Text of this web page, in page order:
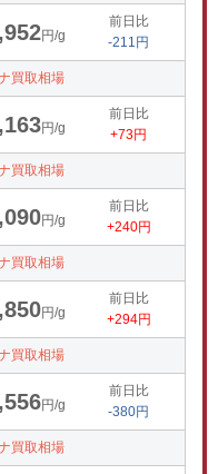
円/g
前日比
-211円
買取相場
円/g
前日比
+73円
買取相場
円/g
前日比
+240円
買取相場
円/g
前日比
+294円
買取相場
円/g
前日比
-380円
買取相場